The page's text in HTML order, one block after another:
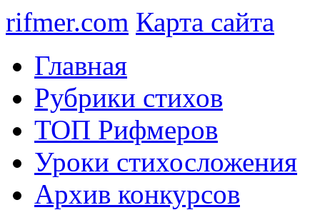
rifmer.com Карта сайта
Главная
Рубрики стихов
ТОП Рифмеров
Уроки стихосложения
Архив конкурсов